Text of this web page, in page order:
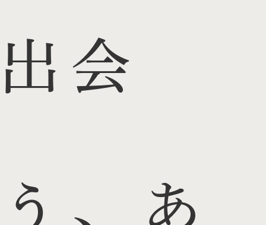
出会
う、あ